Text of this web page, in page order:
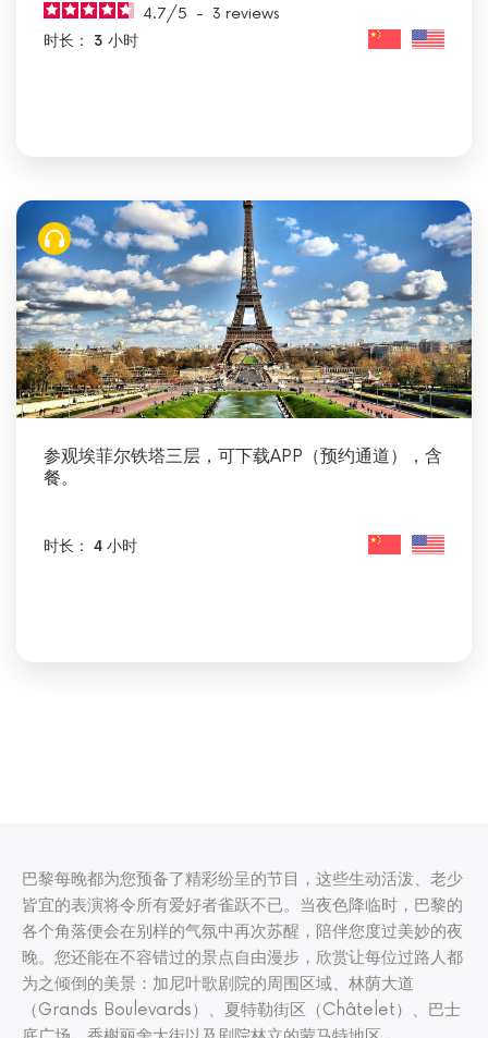
4.7/5 - 3 reviews
时长： 3 小时
参观埃菲尔铁塔三层，可下载APP（预约通道），含
餐。
时长： 4 小时
巴黎每晚都为您预备了精彩纷呈的节目，这些生动活泼、老少
皆宜的表演将令所有爱好者雀跃不已。当夜色降临时，巴黎的
各个角落便会在别样的气氛中再次苏醒，陪伴您度过美妙的夜
晚。您还能在不容错过的景点自由漫步，欣赏让每位过路人都
为之倾倒的美景：加尼叶歌剧院的周围区域、林荫大道
（Grands Boulevards）、夏特勒街区（Châtelet）、巴士